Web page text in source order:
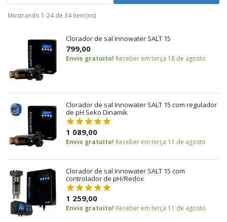
Mostrando 1-24 de 34 item(ns)
Clorador de sal Innowater SALT 15
799,00
Envio gratuito! Receber em terça 18 de agosto
Clorador de sal Innowater SALT 15 com regulador
de pH Seko Dinamik
1 089,00
Envio gratuito! Receber em terça 11 de agosto
Clorador de sal Innowater SALT 15 com
controlador de pH/Redox
1 259,00
Envio gratuito! Receber em terça 11 de agosto